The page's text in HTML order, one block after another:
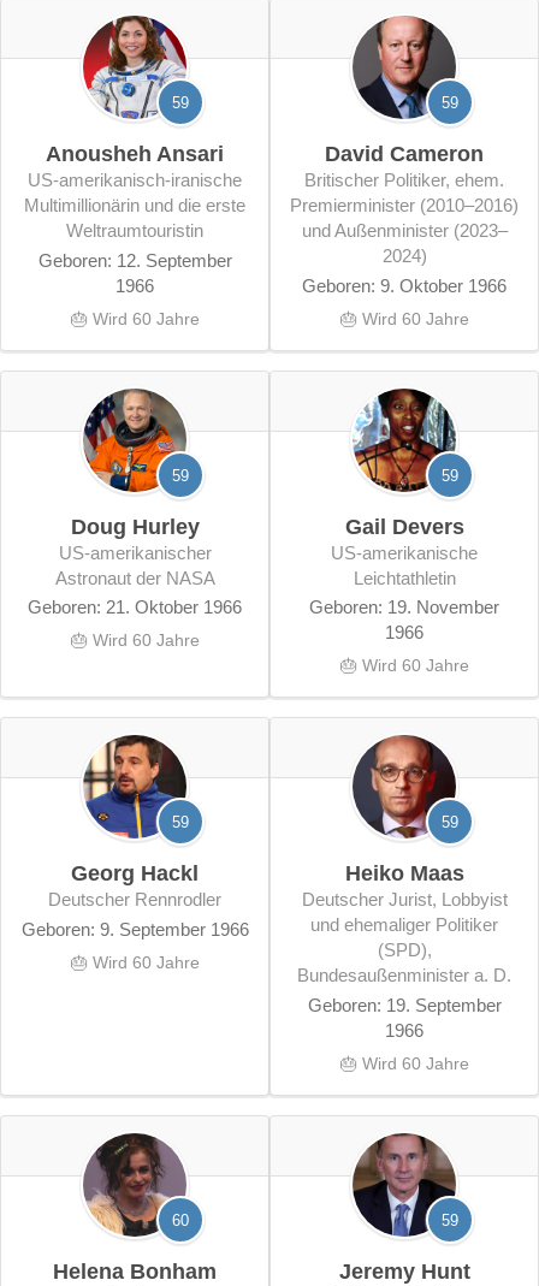
59
Anousheh Ansari
US-amerikanisch-iranische
Multimillionärin und die erste
Weltraumtouristin
Geboren: 12. September
1966
🎂 Wird 60 Jahre
59
David Cameron
britischer Politiker, ehem.
Premierminister (2010–2016)
und Außenminister (2023–
2024)
Geboren: 9. Oktober 1966
🎂 Wird 60 Jahre
59
Doug Hurley
US-amerikanischer
Astronaut der NASA
Geboren: 21. Oktober 1966
🎂 Wird 60 Jahre
59
Gail Devers
US-amerikanische
Leichtathletin
Geboren: 19. November
1966
🎂 Wird 60 Jahre
59
Georg Hackl
deutscher Rennrodler
Geboren: 9. September 1966
🎂 Wird 60 Jahre
59
Heiko Maas
deutscher Jurist, Lobbyist
und ehemaliger Politiker
(SPD),
Bundesaußenminister a. D.
Geboren: 19. September
1966
🎂 Wird 60 Jahre
60
Helena Bonham
59
Jeremy Hunt